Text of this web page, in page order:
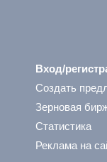
Вход/
Создать
Зерновая
Статистика
Реклама на